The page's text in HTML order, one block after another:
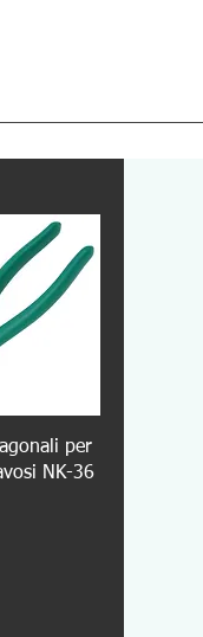
per
NK-36